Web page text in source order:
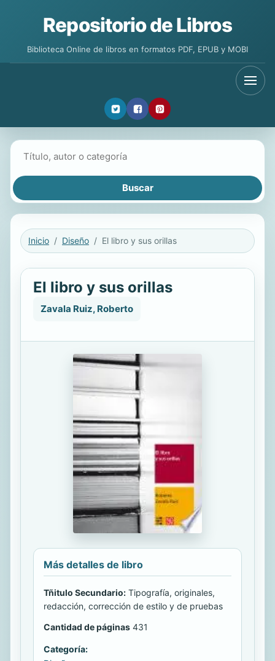
Repositorio de Libros
Biblioteca Online de libros en formatos PDF, EPUB y MOBI
Inicio Diseño El libro y sus orillas
El libro y sus orillas
Zavala Ruiz, Roberto
Más detalles de libro
Tñitulo Secundario: Tipografía, originales,
redacción, corrección de estilo y de pruebas
Cantidad de páginas 431
Categoría: